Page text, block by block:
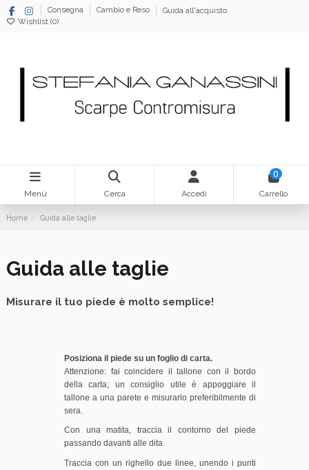
Consegna Cambio e Reso
Guida all'acquisto
Wishlist (0)
Menù Cerca Accedi
0
Carrello
Home Guida alle taglie
Guida alle taglie
Misurare il tuo piede è molto semplice!
Posiziona il piede su un foglio di carta.
Attenzione: fai coincidere il tallone con il bordo
della carta; un consiglio utile è appoggiare il
tallone a una parete e misurarlo preferibilmente di
sera.
Con una matita, traccia il contorno del piede
passando davanti alle dita.
Traccia con un righello due linee, unendo i punti